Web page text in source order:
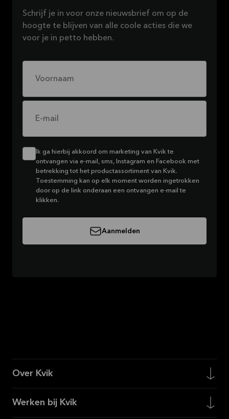
Schrijf je in voor onze nieuwsbrief om op de
hoogte te blijven van alle coole acties die we
voor je in petto hebben.
Voornaam
E-mail
Ik ga hierbij akkoord om marketing van Kvik te
ontvangen via e-mail, sms, Instagram en Facebook met
betrekking tot het productassortiment van Kvik.
Toestemming kan op elk moment worden ingetrokken
door op de link onderaan een ontvangen e-mail te
klikken.
Aanmelden
Over Kvik
Werken bij Kvik